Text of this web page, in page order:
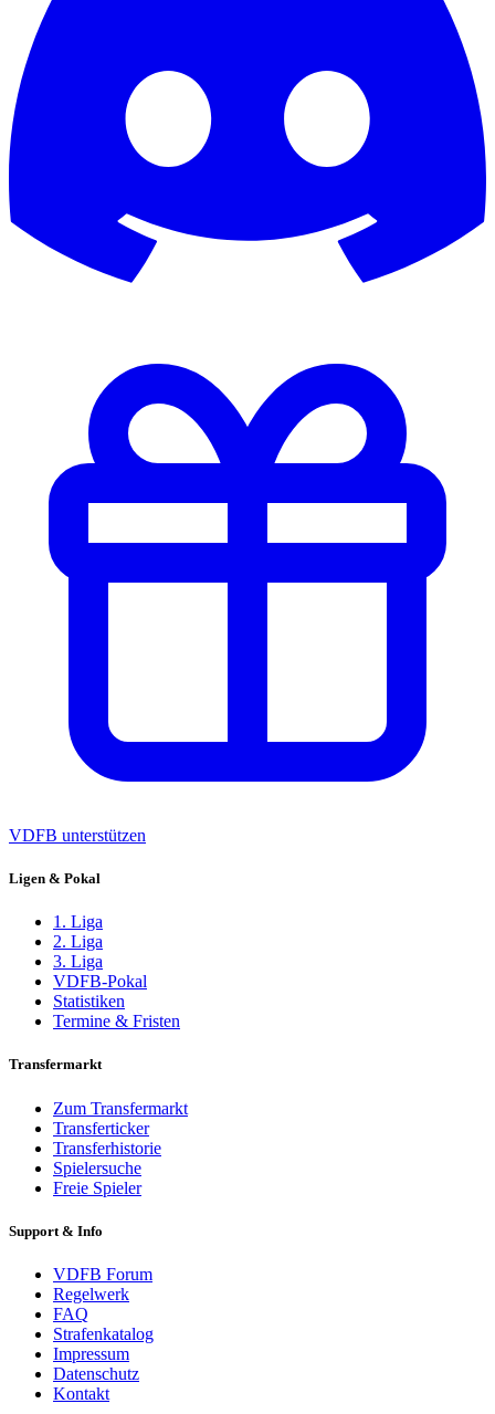
VDFB unterstützen
Ligen & Pokal
1. Liga
2. Liga
3. Liga
VDFB-Pokal
Statistiken
Termine & Fristen
Transfermarkt
Zum Transfermarkt
Transferticker
Transferhistorie
Spielersuche
Freie Spieler
Support & Info
VDFB Forum
Regelwerk
FAQ
Strafenkatalog
Impressum
Datenschutz
Kontakt